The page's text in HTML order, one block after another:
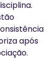
após